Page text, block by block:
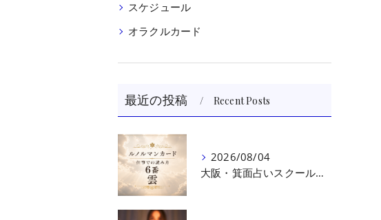
スケジュール
オラクルカード
最近の投稿 Recent Posts
2026/08/04
大阪・箕面占いスクール 原 史恵 | ルノルマンカード読み方のコツ「雲」 仕事をテーマに占った場合